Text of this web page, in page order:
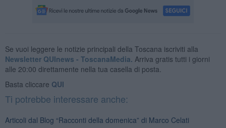
Se vuoi leggere le notizie principali della Toscana iscriviti alla
Newsletter QUInews - ToscanaMedia. Arriva gratis tutti i giorni
alle 20:00 direttamente nella tua casella di posta.
Basta cliccare QUI
Ti potrebbe interessare anche:
Articoli dal Blog “Racconti della domenica” di Marco Celati